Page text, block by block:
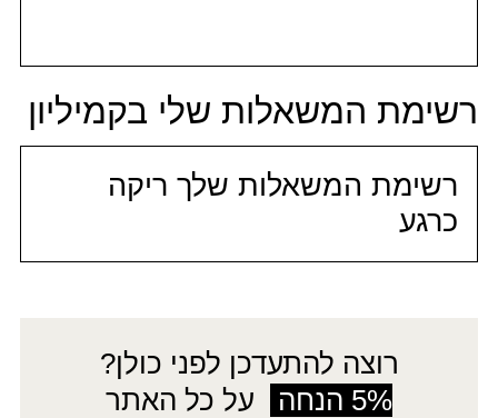
רשימת המשאלות שלי בקמיליון
רשימת המשאלות שלך ריקה
כרגע
רוצה להתעדכן לפני כולן?
5% הנחה
על כל האתר